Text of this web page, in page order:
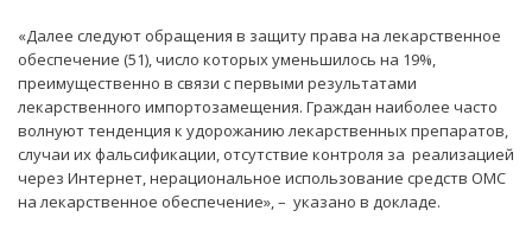
«Далее следуют обращения в защиту права на лекарственное
обеспечение (51), число которых уменьшилось на 19%,
преимущественно в связи с первыми результатами
лекарственного импортозамещения. Граждан наиболее часто
волнуют тенденция к удорожанию лекарственных препаратов,
случаи их фальсификации, отсутствие контроля за реализацией
через Интернет, нерациональное использование средств ОМС
на лекарственное обеспечение», – указано в докладе.